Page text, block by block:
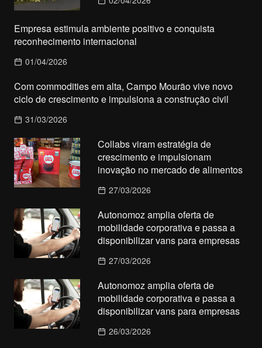
Empresa estimula ambiente positivo e conquista
reconhecimento internacional
01/04/2026
Com commodities em alta, Campo Mourão vive novo
ciclo de crescimento e impulsiona a construção civil
31/03/2026
Collabs viram estratégia de
crescimento e impulsionam
inovação no mercado de alimentos
27/03/2026
Autonomoz amplia oferta de
mobilidade corporativa e passa a
disponibilizar vans para empresas
27/03/2026
Autonomoz amplia oferta de
mobilidade corporativa e passa a
disponibilizar vans para empresas
26/03/2026